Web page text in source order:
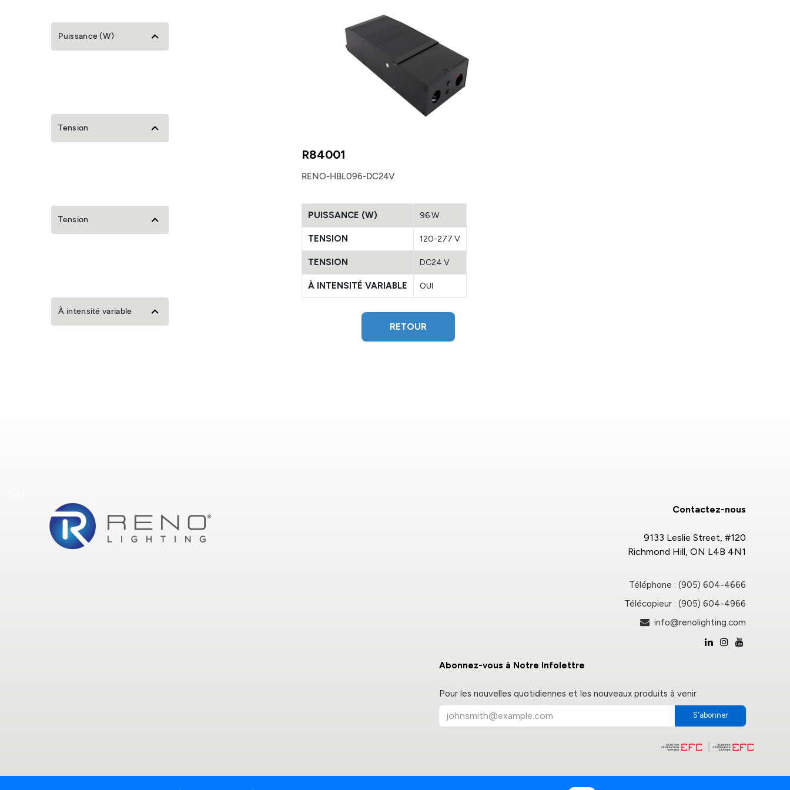
Puissance (W)
Tension
Tension
À intensité variable
R84001
RENO-HBL096-DC24V
PUISSANCE (W) 96 W
TENSION 120-277 V
TENSION DC24 V
À INTENSITÉ VARIABLE OUI
RETOUR
Abonnez-vous à Notre Infolettre
Pour les nouvelles quotidiennes et les nouveaux produits à venir
S'abonner
Contactez-nous
9133 Leslie Street, #120
Richmond Hill, ON L4B 4N1
Téléphone : (905) 604-4666
Télécopieur : (905) 604-4966
info@renolighting.com